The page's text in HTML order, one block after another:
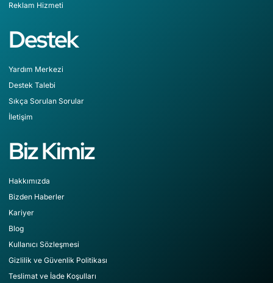
Reklam Hizmeti
Destek
Yardım Merkezi
Destek Talebi
Sıkça Sorulan Sorular
İletişim
Biz Kimiz
Hakkımızda
Bizden Haberler
Kariyer
Blog
Kullanıcı Sözleşmesi
Gizlilik ve Güvenlik Politikası
Teslimat ve İade Koşulları